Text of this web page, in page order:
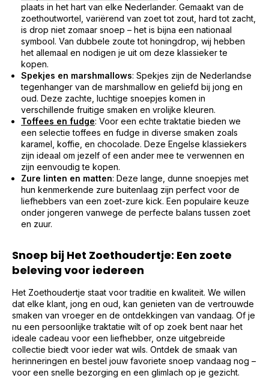
plaats in het hart van elke Nederlander. Gemaakt van de
zoethoutwortel, variërend van zoet tot zout, hard tot zacht,
is drop niet zomaar snoep – het is bijna een nationaal
symbool. Van dubbele zoute tot honingdrop, wij hebben
het allemaal en nodigen je uit om deze klassieker te
kopen.
Spekjes en marshmallows: Spekjes zijn de Nederlandse
tegenhanger van de marshmallow en geliefd bij jong en
oud. Deze zachte, luchtige snoepjes komen in
verschillende fruitige smaken en vrolijke kleuren.
Toffees en fudge: Voor een echte traktatie bieden we
een selectie toffees en fudge in diverse smaken zoals
karamel, koffie, en chocolade. Deze Engelse klassiekers
zijn ideaal om jezelf of een ander mee te verwennen en
zijn eenvoudig te kopen.
Zure linten en matten: Deze lange, dunne snoepjes met
hun kenmerkende zure buitenlaag zijn perfect voor de
liefhebbers van een zoet-zure kick. Een populaire keuze
onder jongeren vanwege de perfecte balans tussen zoet
en zuur.
Snoep bij Het Zoethoudertje: Een zoete
beleving voor iedereen
Het Zoethoudertje staat voor traditie en kwaliteit. We willen
dat elke klant, jong en oud, kan genieten van de vertrouwde
smaken van vroeger en de ontdekkingen van vandaag. Of je
nu een persoonlijke traktatie wilt of op zoek bent naar het
ideale cadeau voor een liefhebber, onze uitgebreide
collectie biedt voor ieder wat wils. Ontdek de smaak van
herinneringen en bestel jouw favoriete snoep vandaag nog –
voor een snelle bezorging en een glimlach op je gezicht.